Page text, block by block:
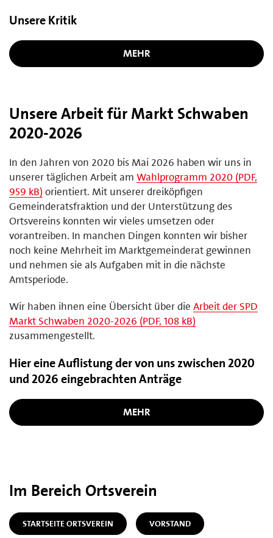
Unsere Kritik
MEHR
Unsere Arbeit für Markt Schwaben
2020-2026
In den Jahren von 2020 bis Mai 2026 haben wir uns in
unserer täglichen Arbeit am Wahlprogramm 2020 (PDF,
959 kB) orientiert. Mit unserer dreiköpfigen
Gemeinderatsfraktion und der Unterstützung des
Ortsvereins konnten wir vieles umsetzen oder
vorantreiben. In manchen Dingen konnten wir bisher
noch keine Mehrheit im Marktgemeinderat gewinnen
und nehmen sie als Aufgaben mit in die nächste
Amtsperiode.
Wir haben ihnen eine Übersicht über die Arbeit der SPD
Markt Schwaben 2020-2026 (PDF, 108 kB)
zusammengestellt.
Hier eine Auflistung der von uns zwischen 2020
und 2026 eingebrachten Anträge
MEHR
Im Bereich Ortsverein
STARTSEITE ORTSVEREIN VORSTAND